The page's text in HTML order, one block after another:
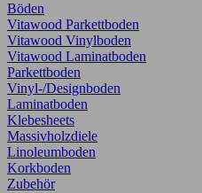
Böden
Vitawood Parkettboden
Vitawood Vinylboden
Vitawood Laminatboden
Parkettboden
Vinyl-/Designboden
Laminatboden
Klebesheets
Massivholzdiele
Linoleumboden
Korkboden
Zubehör